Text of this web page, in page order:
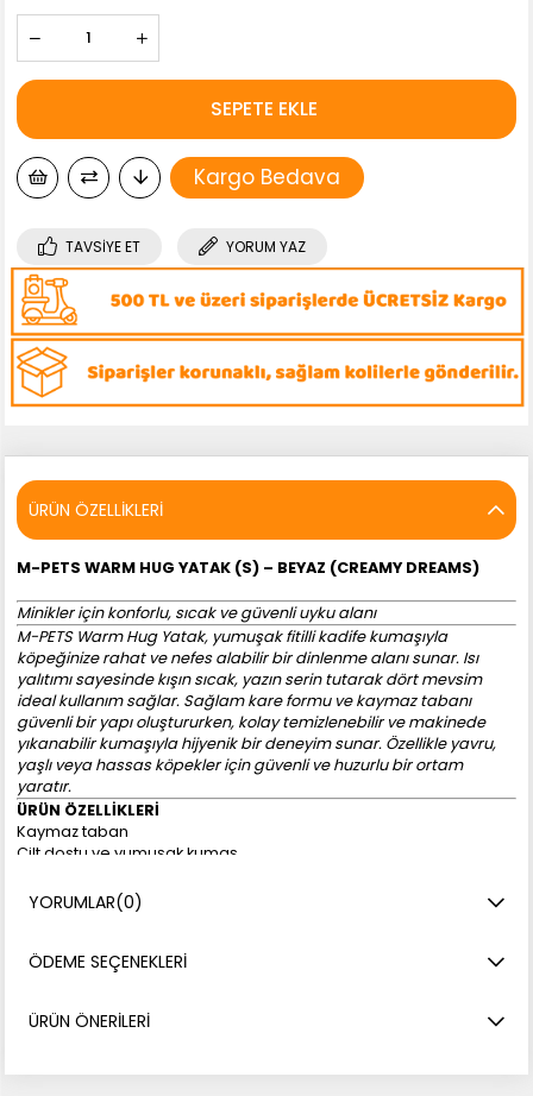
Kargo Bedava
TAVSIYE ET YORUM YAZ
ÜRÜN ÖZELLIKLERI
M-PETS WARM HUG YATAK (S) – BEYAZ (CREAMY DREAMS)
Minikler için konforlu, sıcak ve güvenli uyku alanı
M-PETS Warm Hug Yatak, yumuşak fitilli kadife kumaşıyla
köpeğinize rahat ve nefes alabilir bir dinlenme alanı sunar. Isı
yalıtımı sayesinde kışın sıcak, yazın serin tutarak dört mevsim
ideal kullanım sağlar. Sağlam kare formu ve kaymaz tabanı
güvenli bir yapı oluştururken, kolay temizlenebilir ve makinede
yıkanabilir kumaşıyla hijyenik bir deneyim sunar. Özellikle yavru,
yaşlı veya hassas köpekler için güvenli ve huzurlu bir ortam
yaratır.
ÜRÜN ÖZELLİKLERİ
Kaymaz taban
Cilt dostu ve yumuşak kumaş
Dayanıklı ve dengeli yapı
Kolay temizlenebilir, makinede yıkanabilir
ÜRÜN BOYUTLARI (S)
S: 55 x 45 x 18 cm
L: 80 x 65 x 20 cm
YORUMLAR(0)
ÖDEME SEÇENEKLERI
ÜRÜN ÖNERILERI